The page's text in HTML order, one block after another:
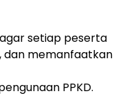
setiap peserta
dan memanfaatkan
PPKD.